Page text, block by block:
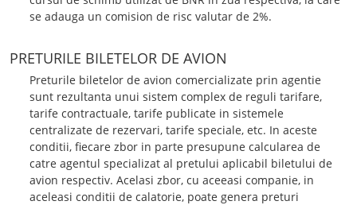
se adauga un comision de risc valutar de 2%.
PRETURILE BILETELOR DE AVION
Preturile biletelor de avion comercializate prin agentie
sunt rezultanta unui sistem complex de reguli tarifare,
tarife contractuale, tarife publicate in sistemele
centralizate de rezervari, tarife speciale, etc. In aceste
conditii, fiecare zbor in parte presupune calcularea de
catre agentul specializat al pretului aplicabil biletului de
avion respectiv. Acelasi zbor, cu aceeasi companie, in
aceleasi conditii de calatorie, poate genera preturi